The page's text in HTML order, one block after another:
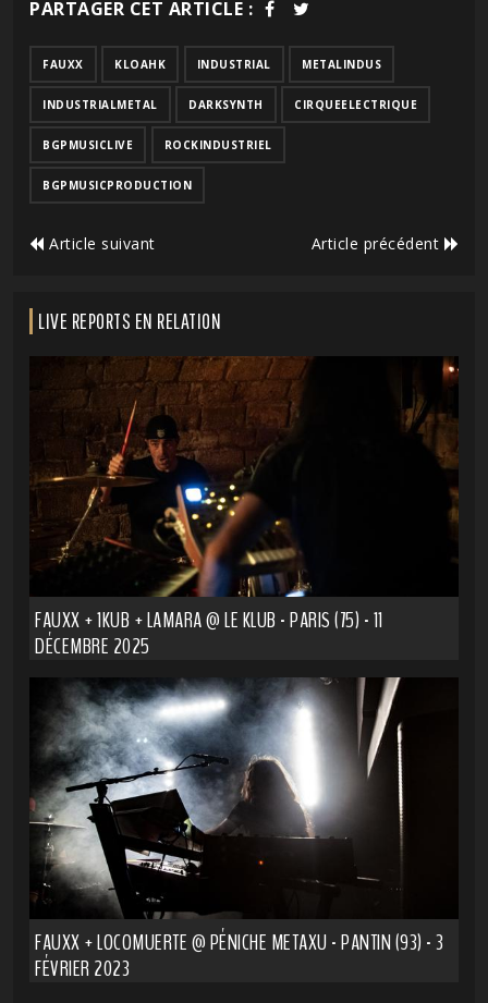
PARTAGER CET ARTICLE :
FAUXX KLOAHK INDUSTRIAL METALINDUS
INDUSTRIALMETAL DARKSYNTH CIRQUEELECTRIQUE
BGPMUSICLIVE ROCKINDUSTRIEL
BGPMUSICPRODUCTION
Article suivant Article précédent
LIVE REPORTS EN RELATION
FAUXX + 1KUB + LAMARA @ LE KLUB - PARIS (75) - 11
DÉCEMBRE 2025
FAUXX + LOCOMUERTE @ PÉNICHE METAXU - PANTIN (93) - 3
FÉVRIER 2023